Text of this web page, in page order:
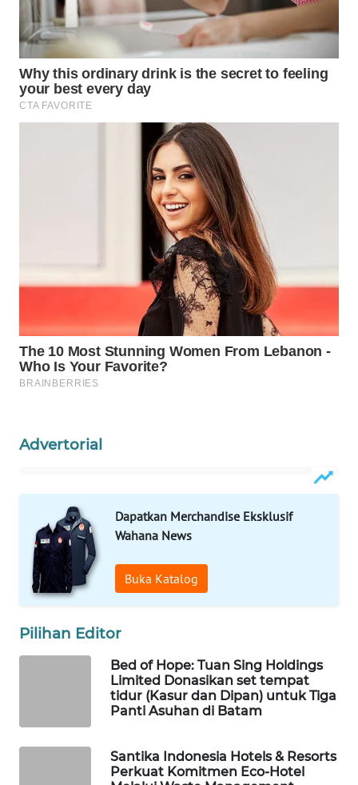
Advertorial
Dapatkan Merchandise Eksklusif
Wahana News
Buka Katalog
Pilihan Editor
Bed of Hope: Tuan Sing Holdings
Limited Donasikan set tempat
tidur (Kasur dan Dipan) untuk Tiga
Panti Asuhan di Batam
Santika Indonesia Hotels & Resorts
Perkuat Komitmen Eco-Hotel
WAHANA
TV
WAHANANEWS
ID
WAHANANEWS
UMKM
WAHANA
SELEB
PERSONA
OTOMOTIF
WAHANA
HEALTH
WAHANA
WISATA
Network